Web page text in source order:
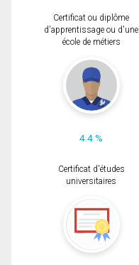
Certificat ou diplôme
d'apprentissage ou d'une
école de métiers
4.4 %
Certificat d'études
universitaires